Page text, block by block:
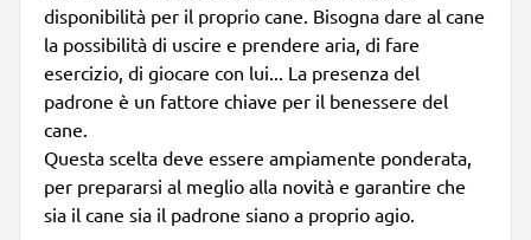
disponibilità per il proprio cane. Bisogna dare al cane
la possibilità di uscire e prendere aria, di fare
esercizio, di giocare con lui... La presenza del
padrone è un fattore chiave per il benessere del
cane.
Questa scelta deve essere ampiamente ponderata,
per prepararsi al meglio alla novità e garantire che
sia il cane sia il padrone siano a proprio agio.